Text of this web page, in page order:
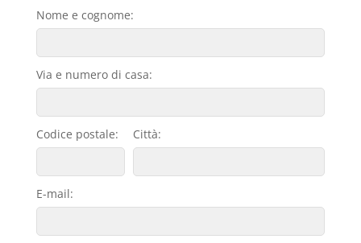
Nome e cognome:
Via e numero di casa:
Codice postale: Città:
E-mail: